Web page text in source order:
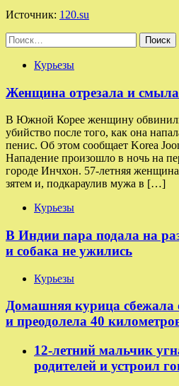
Источник: 120.su
Найти:
Курьезы
Женщина отрезала и
В Южной Корее женщину
убийство после того, как она
пенис. Об этом сообщает Korea
Нападение произошло в ночь на
городе Инчхон. 57-летняя
зятем и, подкараулив мужа в […]
Курьезы
В Индии пара подала на
и собака не ужились
Курьезы
Домашняя курица сбежала
и преодолела 40
12-летний мальчик
родителей и устроил